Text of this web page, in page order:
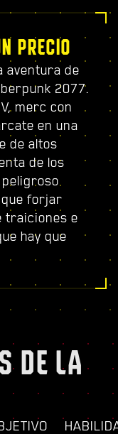
PRECIO
aventura de
2077.
merc con
en una
de altos
de los
peligroso
forjar
traiciones e
hay que
DE LA